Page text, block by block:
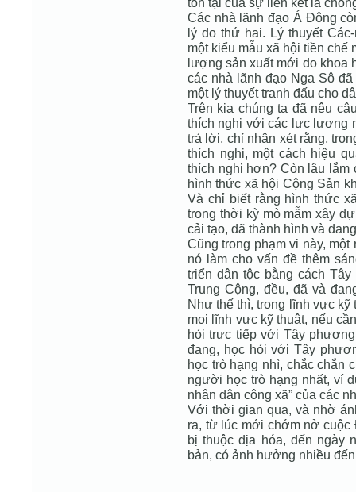
Các nhà lãnh đạo Á Đông
lý do thứ hai. Lý thuyết
một kiểu mẫu xã hội tiền
lượng sản xuất mới do khoa
các nhà lãnh đạo Nga Sô
một lý thuyết tranh đấu cho
Trên kia chúng ta đã nêu
thích nghi với các lực lượng
trả lời, chỉ nhận xét rằng,
thích nghi, một cách hiệu
thích nghi hơn? Còn lâu
hình thức xã hội Cộng Sản
Và chỉ biết rằng hình thức
trong thời kỳ mò mẫm xây
cải tạo, đã thành hình và
Cũng trong phạm vi này,
nó làm cho vấn đề thêm
triển dân tộc bằng cách
Trung Cộng, đều, đã và
Như thế thì, trong lĩnh vực kỹ
mọi lĩnh vực kỹ thuật, nếu
hỏi trực tiếp với Tây
đang, học hỏi với Tây
học trò hạng nhì, chắc chắn
người học trò hạng nhất, ví
nhân dân công xã” của các
Với thời gian qua, và nhờ
ra, từ lúc mới chớm nở cuộc
bị thuộc địa hóa, đến ngày
bản, có ảnh hưởng nhiều